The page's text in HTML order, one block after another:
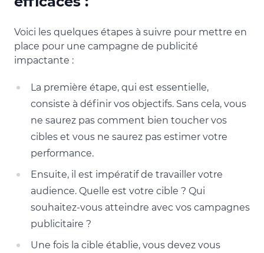
Voici les quelques étapes à suivre pour mettre en
place pour une campagne de publicité
impactante :
La première étape, qui est essentielle,
consiste à définir vos objectifs. Sans cela, vous
ne saurez pas comment bien toucher vos
cibles et vous ne saurez pas estimer votre
performance.
Ensuite, il est impératif de travailler votre
audience. Quelle est votre cible ? Qui
souhaitez-vous atteindre avec vos campagnes
publicitaire ?
Une fois la cible établie, vous devez vous